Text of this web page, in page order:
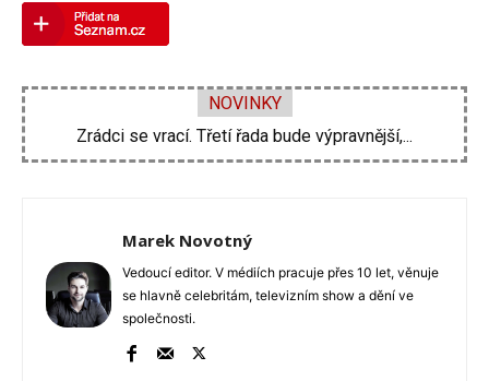
NOVINKY
Zdeněk Pohlreich opět vtrhne do hospod. Nové...
Marek Novotný
Vedoucí editor. V médiích pracuje přes 10 let, věnuje
se hlavně celebritám, televizním show a dění ve
společnosti.